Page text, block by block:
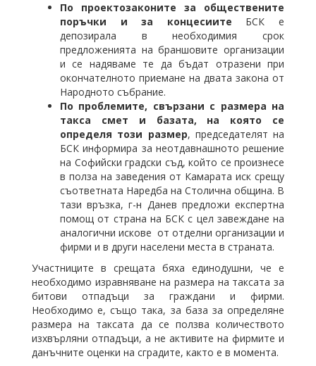
По проектозаконите за обществените
поръчки и за концесиите БСК е
депозирала в необходимия срок
предложенията на браншовите организации
и се надяваме те да бъдат отразени при
окончателното приемане на двата закона от
Народното събрание.
По проблемите, свързани с размера на
такса смет и базата, на която се
определя този размер, председателят на
БСК информира за неотдавнашното решение
на Софийски градски съд, който се произнесе
в полза на заведения от Камарата иск срещу
съответната Наредба на Столична община. В
тази връзка, г-н Данев предложи експертна
помощ от страна на БСК с цел завеждане на
аналогични искове от отделни организации и
фирми и в други населени места в страната.
Участниците в срещата бяха единодушни, че е
необходимо изравняване на размера на таксата за
битови отпадъци за граждани и фирми.
Необходимо е, също така, за база за определяне
размера на таксата да се ползва количеството
изхвърляни отпадъци, а не активите на фирмите и
данъчните оценки на сградите, както е в момента.